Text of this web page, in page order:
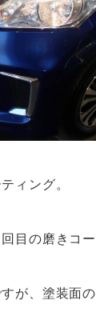
ィング。
目の磨きコー
が、塗装面の